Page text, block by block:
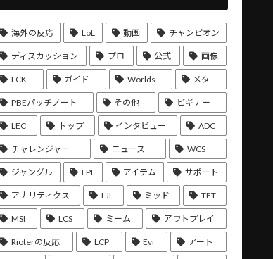
海外の反応 LoL 動画 チャンピオン
ディスカッション プロ 公式 画像
LCK ガイド Worlds メタ
PBEパッチノート その他 ビギナー
LEC トップ インタビュー ADC
チャレンジャー ニュース WCS
ジャングル LPL アイテム サポート
アナリティクス LJL ミッド TFT
MSI LCS ミーム アウトプレイ
Rioterの反応 LCP Evi アート